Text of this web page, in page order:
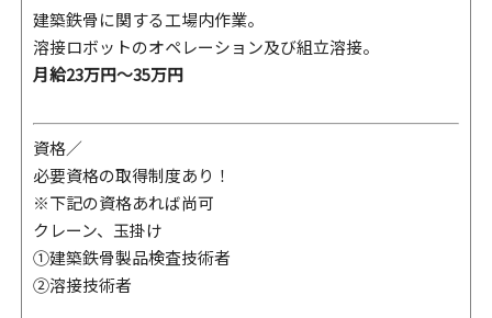
建築鉄骨に関する工場内作業。
溶接ロボットのオペレーション及び組立溶接。
月給23万円～35万円
資格／
必要資格の取得制度あり！
※下記の資格あれば尚可
クレーン、玉掛け
①建築鉄骨製品検査技術者
②溶接技術者